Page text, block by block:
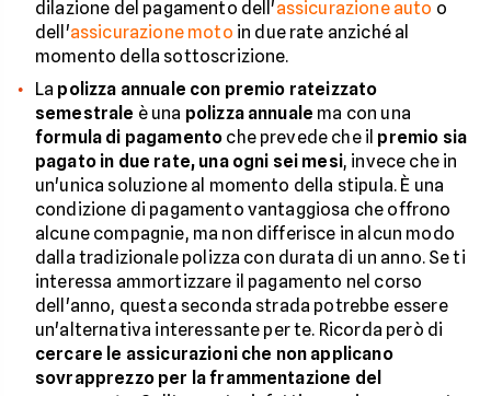
dilazione del pagamento dell'assicurazione auto o
dell'assicurazione moto in due rate anziché al
momento della sottoscrizione.
La polizza annuale con premio rateizzato
semestrale è una polizza annuale ma con una
formula di pagamento che prevede che il premio sia
pagato in due rate, una ogni sei mesi, invece che in
un'unica soluzione al momento della stipula. È una
condizione di pagamento vantaggiosa che offrono
alcune compagnie, ma non differisce in alcun modo
dalla tradizionale polizza con durata di un anno. Se ti
interessa ammortizzare il pagamento nel corso
dell'anno, questa seconda strada potrebbe essere
un'alternativa interessante per te. Ricorda però di
cercare le assicurazioni che non applicano
sovrapprezzo per la frammentazione del